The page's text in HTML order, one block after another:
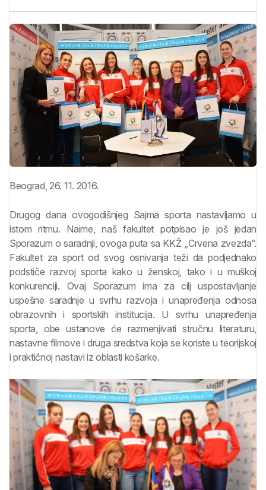
Beograd, 26. 11. 2016.
Drugog dana ovogodišnjeg Sajma sporta nastavljamo u
istom ritmu. Naime, naš fakultet potpisao je još jedan
Sporazum o saradnji, ovoga puta sa KKŽ „Crvena zvezda“.
Fakultet za sport od svog osnivanja teži da podjednako
podstiče razvoj sporta kako u ženskoj, tako i u muškoj
konkurenciji. Ovaj Sporazum ima za cilj uspostavljanje
uspešne saradnje u svrhu razvoja i unapređenja odnosa
obrazovnih i sportskih institucija. U svrhu unapređenja
sporta, obe ustanove će razmenjivati stručnu literaturu,
nastavne filmove i druga sredstva koja se koriste u teorijskoj
i praktičnoj nastavi iz oblasti košarke.